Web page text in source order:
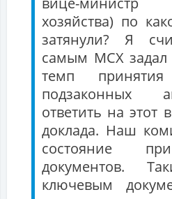
хозяйства) по
затянули? Я
самым МСХ задал
темп
подзаконных
ответить на этот
доклада. Наш
состояние
документов.
ключевым